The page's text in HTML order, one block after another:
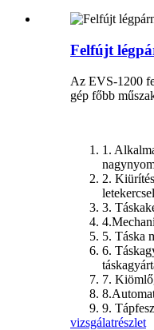
Felfújt
Az EVS-1200
gép főbb
1.
2.
3.
5. Táska
6.
7.
9.
vizsgálatrészlet